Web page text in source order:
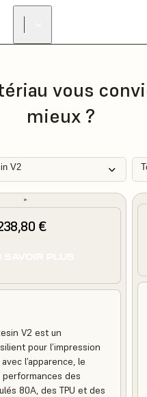
vous
mieux ?
V2
€
V2 est un
pour l’impression
l’apparence, le
des
80A, des TPU et des